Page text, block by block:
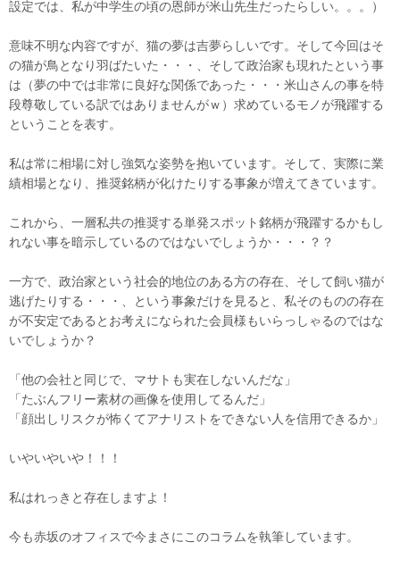
設定では、私が中学生の頃の恩師が米山先生だったらしい。。。）
意味不明な内容ですが、猫の夢は吉夢らしいです。そして今回はそ
の猫が鳥となり羽ばたいた・・・、そして政治家も現れたという事
は（夢の中では非常に良好な関係であった・・・米山さんの事を特
段尊敬している訳ではありませんがｗ）求めているモノが飛躍する
ということを表す。
私は常に相場に対し強気な姿勢を抱いています。そして、実際に業
績相場となり、推奨銘柄が化けたりする事象が増えてきています。
これから、一層私共の推奨する単発スポット銘柄が飛躍するかもし
れない事を暗示しているのではないでしょうか・・・？？
一方で、政治家という社会的地位のある方の存在、そして飼い猫が
逃げたりする・・・、という事象だけを見ると、私そのものの存在
が不安定であるとお考えになられた会員様もいらっしゃるのではな
いでしょうか？
「他の会社と同じで、マサトも実在しないんだな」
「たぶんフリー素材の画像を使用してるんだ」
「顔出しリスクが怖くてアナリストをできない人を信用できるか」
いやいやいや！！！
私はれっきと存在しますよ！
今も赤坂のオフィスで今まさにこのコラムを執筆しています。